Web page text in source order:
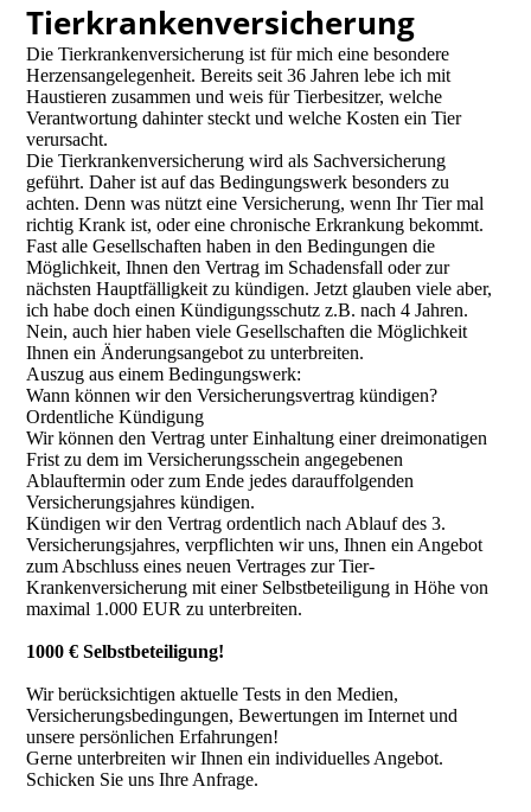
Tierkrankenversicherung
Die Tierkrankenversicherung ist für mich eine besondere
Herzensangelegenheit. Bereits seit 36 Jahren lebe ich mit
Haustieren zusammen und weis für Tierbesitzer, welche
Verantwortung dahinter steckt und welche Kosten ein Tier
verursacht.
Die Tierkrankenversicherung wird als Sachversicherung
geführt. Daher ist auf das Bedingungswerk besonders zu
achten. Denn was nützt eine Versicherung, wenn Ihr Tier mal
richtig Krank ist, oder eine chronische Erkrankung bekommt.
Fast alle Gesellschaften haben in den Bedingungen die
Möglichkeit, Ihnen den Vertrag im Schadensfall oder zur
nächsten Hauptfälligkeit zu kündigen. Jetzt glauben viele aber,
ich habe doch einen Kündigungsschutz z.B. nach 4 Jahren.
Nein, auch hier haben viele Gesellschaften die Möglichkeit
Ihnen ein Änderungsangebot zu unterbreiten.
Auszug aus einem Bedingungswerk:
Wann können wir den Versicherungsvertrag kündigen?
Ordentliche Kündigung
Wir können den Vertrag unter Einhaltung einer dreimonatigen
Frist zu dem im Versicherungsschein angegebenen
Ablauftermin oder zum Ende jedes darauffolgenden
Versicherungsjahres kündigen.
Kündigen wir den Vertrag ordentlich nach Ablauf des 3.
Versicherungsjahres, verpflichten wir uns, Ihnen ein Angebot
zum Abschluss eines neuen Vertrages zur Tier-
Krankenversicherung mit einer Selbstbeteiligung in Höhe von
maximal 1.000 EUR zu unterbreiten.
1000 € Selbstbeteiligung!
Wir berücksichtigen aktuelle Tests in den Medien,
Versicherungsbedingungen, Bewertungen im Internet und
unsere persönlichen Erfahrungen!
Gerne unterbreiten wir Ihnen ein individuelles Angebot.
Schicken Sie uns Ihre Anfrage.